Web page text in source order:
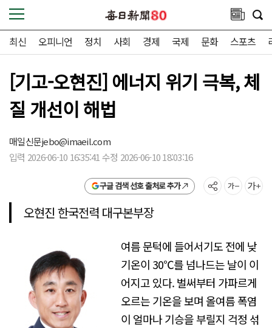
최신 오피니언 정치 사회 경제 국제 문화 스포츠
[기고-오현진] 에너지 위기 극복, 체
질 개선이 해법
매일신문jebo@imaeil.com
입력 2026-06-10 16:35:41 수정 2026-06-10 18:03:16
구글 검색 선호 출처로 추가
오현진 한국전력 대구본부장
여름 문턱에 들어서기도 전에 낮
기온이 30℃를 넘나드는 날이 이
어지고 있다. 벌써부터 가파르게
오르는 기온을 보며 올여름 폭염
이 얼마나 기승을 부릴지 걱정 섞